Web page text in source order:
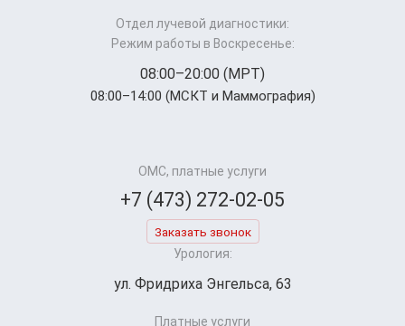
Отдел лучевой диагностики:
Режим работы в Воскресенье:
08:00–20:00 (МРТ)
08:00–14:00 (МСКТ и Маммография)
ОМС, платные услуги
+7 (473) 272-02-05
Заказать звонок
Урология:
ул. Фридриха Энгельса, 63
Платные услуги